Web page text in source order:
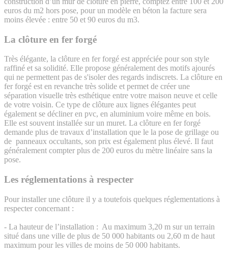
euros du m2 hors pose, pour un modèle en béton la facture sera
moins élevée : entre 50 et 90 euros du m3.
La clôture en fer forgé
Très élégante, la clôture en fer forgé est appréciée pour son style
raffiné et sa solidité. Elle propose généralement des motifs ajourés
qui ne permettent pas de s'isoler des regards indiscrets. La clôture en
fer forgé est en revanche très solide et permet de créer une
séparation visuelle très esthétique entre votre maison neuve et celle
de votre voisin. Ce type de clôture aux lignes élégantes peut
également se décliner en pvc, en aluminium voire même en bois.
Elle est souvent installée sur un muret. La clôture en fer forgé
demande plus de travaux d’installation que le la pose de grillage ou
de panneaux occultants, son prix est également plus élevé. Il faut
généralement compter plus de 200 euros du mètre linéaire sans la
pose.
Les réglementations à respecter
Pour installer une clôture il y a toutefois quelques réglementations à
respecter concernant :
- La hauteur de l’installation : Au maximum 3,20 m sur un terrain
situé dans une ville de plus de 50 000 habitants ou 2,60 m de haut
maximum pour les villes de moins de 50 000 habitants.